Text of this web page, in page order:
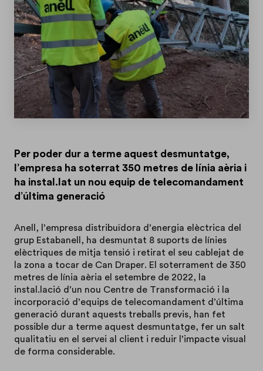
Per poder dur a terme aquest desmuntatge,
l’empresa ha soterrat 350 metres de línia aèria i
ha instal.lat un nou equip de telecomandament
d’última generació
Anell, l’empresa distribuïdora d’energia elèctrica del
grup Estabanell, ha desmuntat 8 suports de línies
elèctriques de mitja tensió i retirat el seu cablejat de
la zona a tocar de Can Draper. El soterrament de 350
metres de línia aèria el setembre de 2022, la
instal.lació d’un nou Centre de Transformació i la
incorporació d’equips de telecomandament d’última
generació durant aquests treballs previs, han fet
possible dur a terme aquest desmuntatge, fer un salt
qualitatiu en el servei al client i reduir l’impacte visual
de forma considerable.